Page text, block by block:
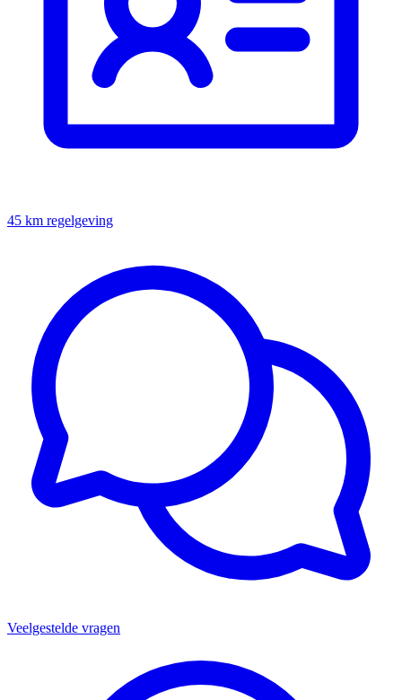
45 km regelgeving
Veelgestelde vragen